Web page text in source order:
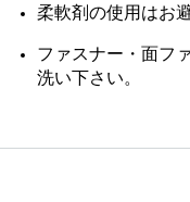
柔軟剤の使用はお
ファスナー・面フ
洗い下さい。